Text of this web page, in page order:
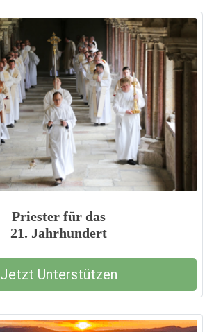
Priester für das
21. Jahrhundert
Jetzt Unterstützen